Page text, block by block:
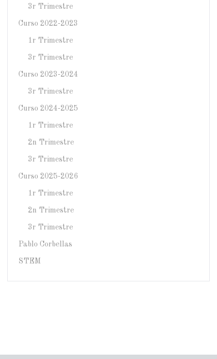
3r Trimestre
Curso 2022-2023
1r Trimestre
3r Trimestre
Curso 2023-2024
3r Trimestre
Curso 2024-2025
1r Trimestre
2n Trimestre
3r Trimestre
Curso 2025-2026
1r Trimestre
2n Trimestre
3r Trimestre
Pablo Corbellas
STEM